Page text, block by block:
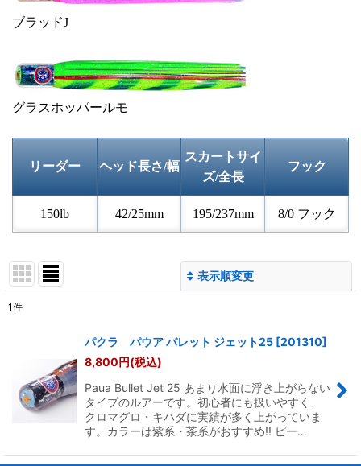
ブラッドJ
グラスホッパールモ
リーダー ヘッド長さ/幅
スカートサイ
ズ/全長
フック
150lb 42/25mm 195/237mm 8/0 フック
表示順変更
:
絞り込む
1件
パクラ パウア バレット ジェット25 [201310]
8,800円(税込)
Paua Bullet Jet 25 あまり水面に浮き上がらない
タイプのルアーです。初心者にも扱いやすく、
クロマグロ・キハダに実績が多く上がっていま
す。カラーは紫系・茶系がおすすめ!! ピー…